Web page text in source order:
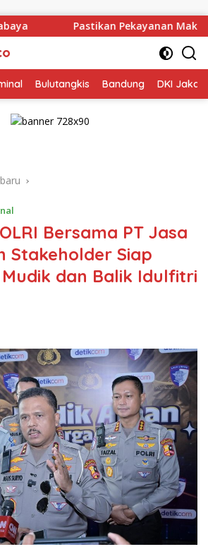
Pekayanan Maksimal, Direksi Jasa
Bulutangkis Bandung DKI
Bersama PT Jasa
Stakeholder Siap
dan Balik Idulfitri